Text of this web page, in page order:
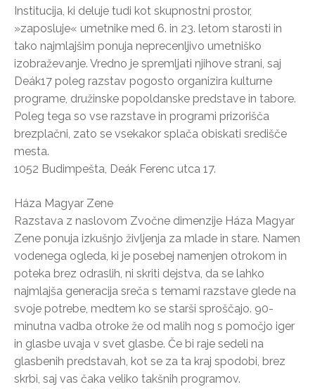
Institucija, ki deluje tudi kot skupnostni prostor,
»zaposluje« umetnike med 6. in 23. letom starosti in
tako najmlajšim ponuja neprecenljivo umetniško
izobraževanje. Vredno je spremljati njihove strani, saj
Deák17 poleg razstav pogosto organizira kulturne
programe, družinske popoldanske predstave in tabore.
Poleg tega so vse razstave in programi prizorišča
brezplačni, zato se vsekakor splača obiskati središče
mesta.
1052 Budimpešta, Deák Ferenc utca 17.
Háza Magyar Zene
Razstava z naslovom Zvočne dimenzije Háza Magyar
Zene ponuja izkušnjo življenja za mlade in stare. Namen
vodenega ogleda, ki je posebej namenjen otrokom in
poteka brez odraslih, ni skriti dejstva, da se lahko
najmlajša generacija sreča s temami razstave glede na
svoje potrebe, medtem ko se starši sproščajo. 90-
minutna vadba otroke že od malih nog s pomočjo iger
in glasbe uvaja v svet glasbe. Če bi raje sedeli na
glasbenih predstavah, kot se za ta kraj spodobi, brez
skrbi, saj vas čaka veliko takšnih programov.